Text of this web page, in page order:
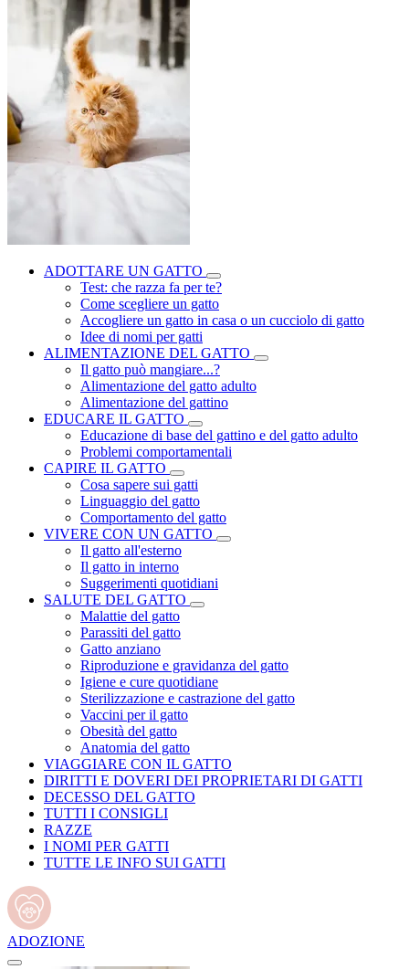
ADOTTARE UN GATTO
Test: che razza fa per te?
Come scegliere un gatto
Accogliere un gatto in casa o un cucciolo di gatto
Idee di nomi per gatti
ALIMENTAZIONE DEL GATTO
Il gatto può mangiare...?
Alimentazione del gatto adulto
Alimentazione del gattino
EDUCARE IL GATTO
Educazione di base del gattino e del gatto adulto
Problemi comportamentali
CAPIRE IL GATTO
Cosa sapere sui gatti
Linguaggio del gatto
Comportamento del gatto
VIVERE CON UN GATTO
Il gatto all'esterno
Il gatto in interno
Suggerimenti quotidiani
SALUTE DEL GATTO
Malattie del gatto
Parassiti del gatto
Gatto anziano
Riproduzione e gravidanza del gatto
Igiene e cure quotidiane
Sterilizzazione e castrazione del gatto
Vaccini per il gatto
Obesità del gatto
Anatomia del gatto
VIAGGIARE CON IL GATTO
DIRITTI E DOVERI DEI PROPRIETARI DI GATTI
DECESSO DEL GATTO
TUTTI I CONSIGLI
RAZZE
I NOMI PER GATTI
TUTTE LE INFO SUI GATTI
ADOZIONE